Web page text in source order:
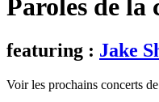
Paroles de la
featuring : Jake
Voir les prochains concerts